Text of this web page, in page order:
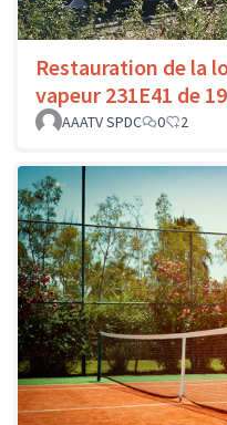
Restauration de la
vapeur 231E41 de
AAATV SPDC
0 2